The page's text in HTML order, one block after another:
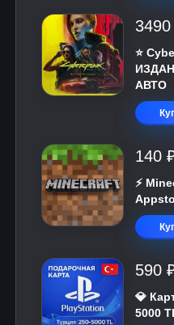
⭐
АВТО
140
⚡️
590
💎
5000